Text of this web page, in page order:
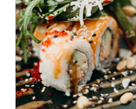
SELECT OPTIONS /